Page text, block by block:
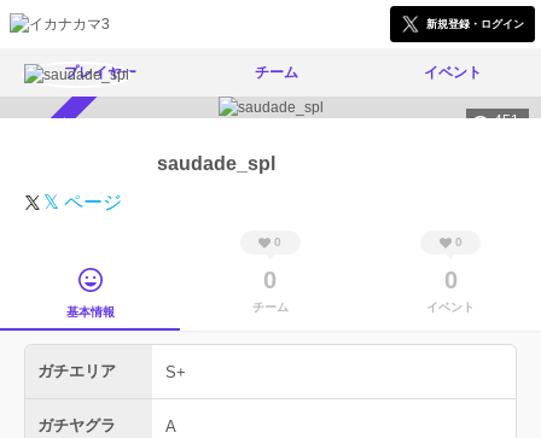
新規登録・ログイン
プレイヤー チーム イベント
451
saudade_spl
𝕏 ページ
基本情報
0
0
チーム
0
0
イベント
ガチエリア S+
ガチヤグラ A